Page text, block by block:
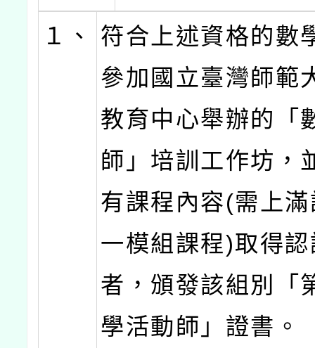
１、
符合上述資格的數
參加國立臺灣師範
教育中心舉辦的「
師」培訓工作坊，
有課程內容(需上
一模組課程)取得
者，頒發該組別「
學活動師」證書。